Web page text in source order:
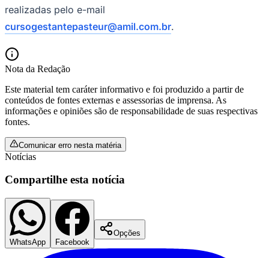
Corinthians
realizadas pelo e-mail
cursogestantepasteur@amil.com.br.
Nota da Redação
Este material tem caráter informativo e foi produzido a partir de
conteúdos de fontes externas e assessorias de imprensa. As
informações e opiniões são de responsabilidade de suas respectivas
fontes.
Comunicar erro nesta matéria
Notícias
Compartilhe esta notícia
WhatsApp Facebook
Opções